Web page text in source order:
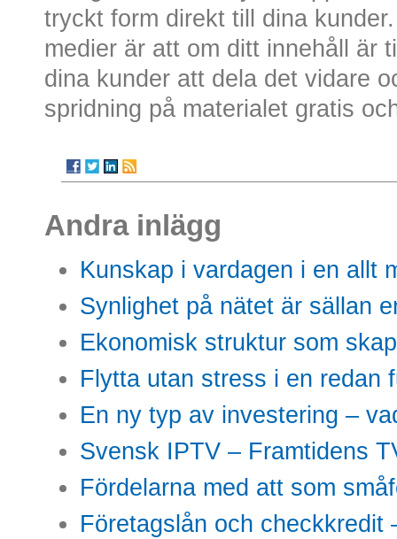
tryckt form direkt till dina
medier är att om ditt innehåll är
dina kunder att dela det vidare
spridning på materialet gratis
Andra inlägg
Kunskap i vardagen i en allt
Synlighet på nätet är sällan
Ekonomisk struktur som
Flytta utan stress i en redan
En ny typ av investering –
Svensk IPTV – Framtidens
Fördelarna med att som
Företagslån och checkkredit